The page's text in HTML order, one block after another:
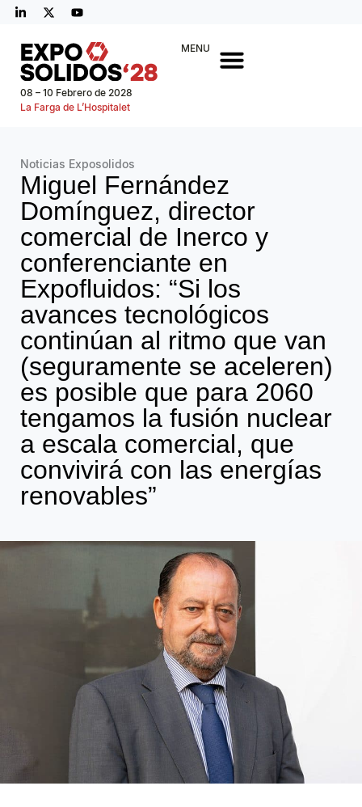
08 – 10 Febrero de 2028
La Farga de L’Hospitalet
MENU
Noticias Exposolidos
Miguel Fernández
Domínguez, director
comercial de Inerco y
conferenciante en
Expofluidos: “Si los
avances tecnológicos
continúan al ritmo que van
(seguramente se aceleren)
es posible que para 2060
tengamos la fusión nuclear
a escala comercial, que
convivirá con las energías
renovables”